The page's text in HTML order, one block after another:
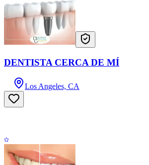
DENTISTA CERCA DE MÍ
Los Angeles, CA